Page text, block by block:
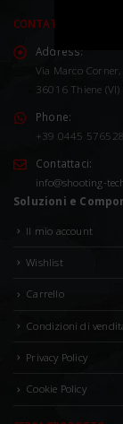
CONTATTACI
Address:
Via Marco
36016 Thiene (VI)
Phone:
+39 0445 576528
Contattaci:
info@shooting-
Soluzioni e
Il mio account
Wishlist
Carrello
Condizioni di
Privacy Policy
Cookie Policy